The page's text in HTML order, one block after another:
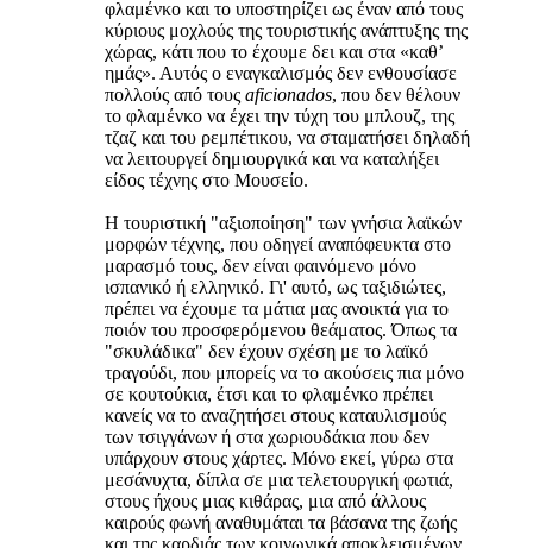
φλαμένκο και το υποστηρίζει ως έναν από τους
κύριους μοχλούς της τουριστικής ανάπτυξης της
χώρας, κάτι που το έχουμε δει και στα «καθ’
ημάς». Αυτός ο εναγκαλισμός δεν ενθουσίασε
πολλούς από τους aficionados, που δεν θέλουν
το φλαμένκο να έχει την τύχη του μπλουζ, της
τζαζ και του ρεμπέτικου, να σταματήσει δηλαδή
να λειτουργεί δημιουργικά και να καταλήξει
είδος τέχνης στο Μουσείο.
Η τουριστική "αξιοποίηση" των γνήσια λαϊκών
μορφών τέχνης, που οδηγεί αναπόφευκτα στο
μαρασμό τους, δεν είναι φαινόμενο μόνο
ισπανικό ή ελληνικό. Γι' αυτό, ως ταξιδιώτες,
πρέπει να έχουμε τα μάτια μας ανοικτά για το
ποιόν του προσφερόμενου θεάματος. Όπως τα
"σκυλάδικα" δεν έχουν σχέση με το λαϊκό
τραγούδι, που μπορείς να το ακούσεις πια μόνο
σε κουτούκια, έτσι και το φλαμένκο πρέπει
κανείς να το αναζητήσει στους καταυλισμούς
των τσιγγάνων ή στα χωριουδάκια που δεν
υπάρχουν στους χάρτες. Μόνο εκεί, γύρω στα
μεσάνυχτα, δίπλα σε μια τελετουργική φωτιά,
στους ήχους μιας κιθάρας, μια από άλλους
καιρούς φωνή αναθυμάται τα βάσανα της ζωής